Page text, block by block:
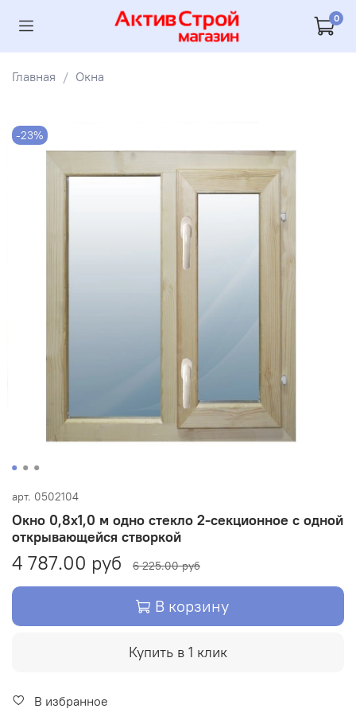
0
Главная Окна
-23%
арт. 0502104
Окно 0,8х1,0 м одно стекло 2-секционное с одной
открывающейся створкой
4 787.00 руб 6 225.00 руб
В корзину
Купить в 1 клик
В избранное